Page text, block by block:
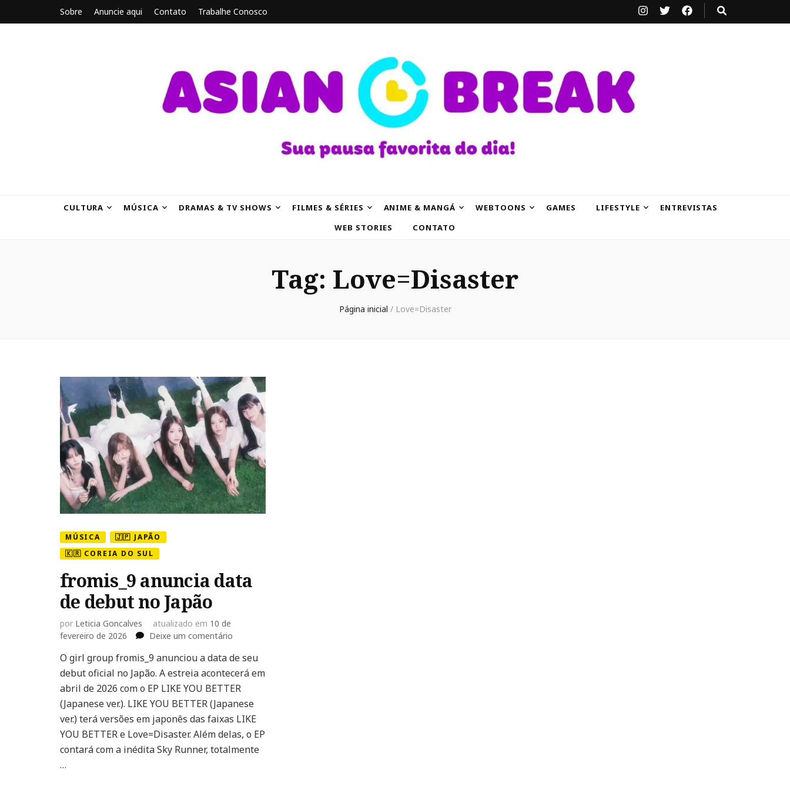
Sobre Anuncie aqui Contato Trabalhe Conosco
CULTURA MÚSICA DRAMAS & TV SHOWS FILMES & SÉRIES ANIME & MANGÁ WEBTOONS GAMES LIFESTYLE
ENTREVISTAS
WEB STORIES
CONTATO
Tag: Love=Disaster
Página inicial / Love=Disaster
MÚSICA
🇯🇵 JAPÃO
🇰🇷 COREIA DO SUL
fromis_9 anuncia data
de debut no Japão
por Leticia Goncalves atualizado em 10 de
fevereiro de 2026
Deixe um comentário
anuncia
data
de
no
Japão
O girl group fromis_9 anunciou a data de seu
debut oficial no Japão. A estreia acontecerá em
abril de 2026 com o EP LIKE YOU BETTER
(Japanese ver.). LIKE YOU BETTER (Japanese
ver.) terá versões em japonês das faixas LIKE
YOU BETTER e Love=Disaster. Além delas, o EP
contará com a inédita Sky Runner, totalmente
…